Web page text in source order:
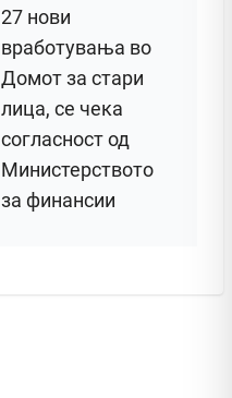
27 нови
вработувања во
Домот за стари
лица, се чека
согласност од
Министерството
за финансии